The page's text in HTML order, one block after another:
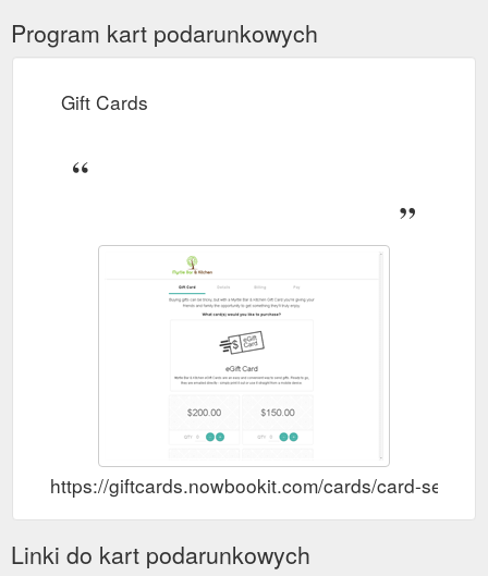
Program kart podarunkowych
Gift Cards
https://giftcards.nowbookit.com/cards/card-
Linki do kart podarunkowych